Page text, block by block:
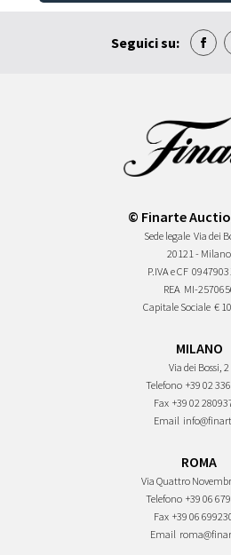
Seguici su:
© Finarte
Sede legale Via dei
20121 - Milano
P.IVA e CF
REA MI-
Capitale Sociale €
MILANO
Via dei Bossi, 2
Telefono +39 02
Fax +39 02
Email
ROMA
Via Quattro
Telefono +39 06
Fax +39 06
Email